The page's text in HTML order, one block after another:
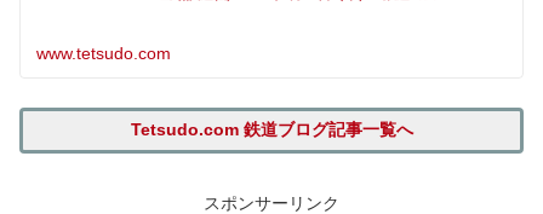
www.tetsudo.com
Tetsudo.com 鉄道ブログ記事一覧へ
スポンサーリンク